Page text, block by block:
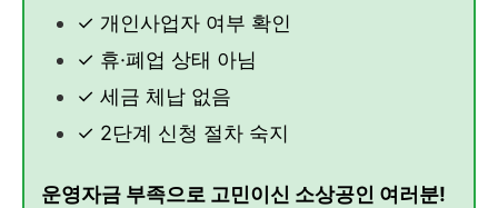
✓ 개인사업자 여부 확인
✓ 휴·폐업 상태 아님
✓ 세금 체납 없음
✓ 2단계 신청 절차 숙지
운영자금 부족으로 고민이신 소상공인 여러분!